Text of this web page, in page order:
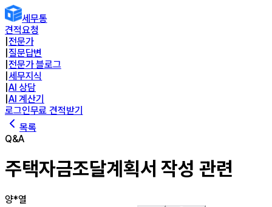
세무통
견적요청
전문가
질문답변
전문가 블로그
세무지식
AI 상담
AI 계산기
로그인무료 견적받기
목록
Q&A
주택자금조달계획서 작성 관련
양*열